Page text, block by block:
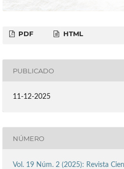
PDF HTML
PUBLICADO
11-12-2025
NÚMERO
Vol. 19 Núm. 2 (2025): Revista